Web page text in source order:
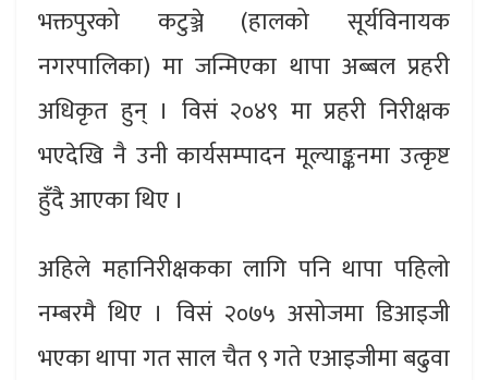
भक्तपुरको कटुञ्जे (हालको सूर्यविनायक
नगरपालिका) मा जन्मिएका थापा अब्बल प्रहरी
अधिकृत हुन् । विसं २०४९ मा प्रहरी निरीक्षक
भएदेखि नै उनी कार्यसम्पादन मूल्याङ्कनमा उत्कृष्ट
हुँदै आएका थिए ।
अहिले महानिरीक्षकका लागि पनि थापा पहिलो
नम्बरमै थिए । विसं २०७५ असोजमा डिआइजी
भएका थापा गत साल चैत ९ गते एआइजीमा बढुवा